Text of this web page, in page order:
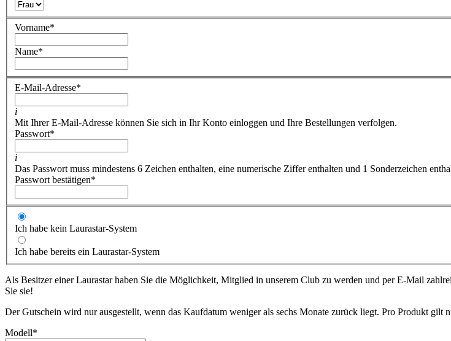
Vorname*
Name*
E-Mail-Adresse*
i
Mit Ihrer E-Mail-Adresse können Sie sich in Ihr Konto einloggen und Ihre Bestellungen verfolgen.
Passwort*
i
Das Passwort muss mindestens 6 Zeichen enthalten, eine numerische Ziffer enthalten und 1 Sonderzeichen
Passwort bestätigen*
Ich habe kein Laurastar-System
Ich habe bereits ein Laurastar-System
Als Besitzer einer Laurastar haben Sie die Möglichkeit, Mitglied in unserem Club zu werden und per E-Mail
Sie sie!
Der Gutschein wird nur ausgestellt, wenn das Kaufdatum weniger als sechs Monate zurück liegt. Pro Produkt gilt
Modell*